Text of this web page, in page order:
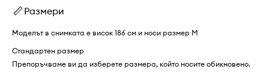
Размери
Моделът в снимката е висок 186 см и носи размер M
Стандартен размер
Препоръчваме ви да изберете размера, който носите обикновено.